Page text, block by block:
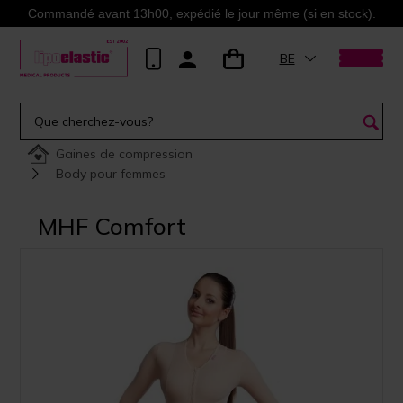
Commandé avant 13h00, expédié le jour même (si en stock).
BE
Gaines de compression
Body pour femmes
MHF Comfort